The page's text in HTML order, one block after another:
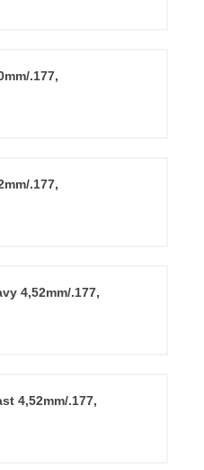
.177,
.177,
4,52mm/.177,
4,52mm/.177,